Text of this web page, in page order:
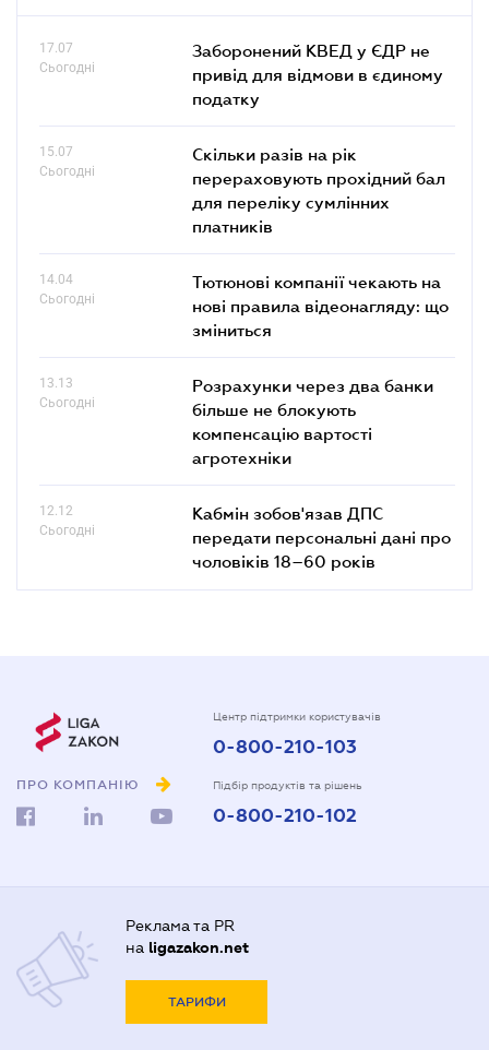
17.07
Сьогодні
Заборонений КВЕД у ЄДР не
привід для відмови в єдиному
податку
15.07
Сьогодні
Скільки разів на рік
перераховують прохідний бал
для переліку сумлінних
платників
14.04
Сьогодні
Тютюнові компанії чекають на
нові правила відеонагляду: що
зміниться
13.13
Сьогодні
Розрахунки через два банки
більше не блокують
компенсацію вартості
агротехніки
12.12
Сьогодні
Кабмін зобов'язав ДПС
передати персональні дані про
чоловіків 18–60 років
ПРО КОМПАНІЮ
Центр підтримки користувачів
0-800-210-103
Підбір продуктів та рішень
0-800-210-102
Реклама та PR
на ligazakon.net
ТАРИФИ